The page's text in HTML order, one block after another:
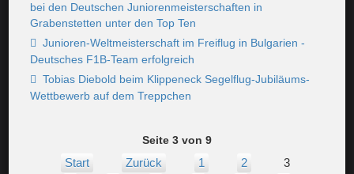
bei den Deutschen Juniorenmeisterschaften in
Grabenstetten unter den Top Ten
Junioren-Weltmeisterschaft im Freiflug in Bulgarien -
Deutsches F1B-Team erfolgreich
Tobias Diebold beim Klippeneck Segelflug-Jubiläums-
Wettbewerb auf dem Treppchen
Seite 3 von 9
Start Zurück 1 2
3